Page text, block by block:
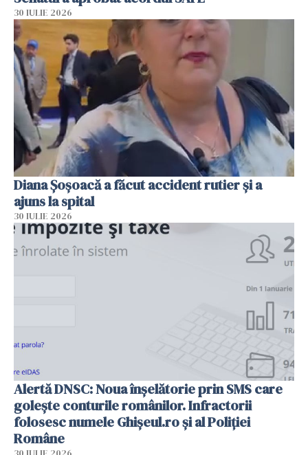
30 IULIE 2026
Diana Șoșoacă a făcut accident rutier și a
ajuns la spital
30 IULIE 2026
Alertă DNSC: Noua înșelătorie prin SMS care
golește conturile românilor. Infractorii
folosesc numele Ghișeul.ro și al Poliției
Române